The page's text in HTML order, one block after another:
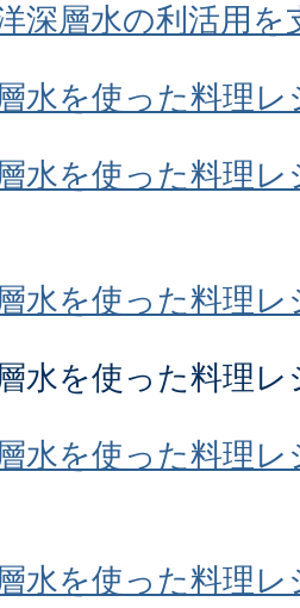
深層水の利活用を
水を使った料理
水を使った料理
水を使った料理
水を使った料理
水を使った料理
水を使った料理